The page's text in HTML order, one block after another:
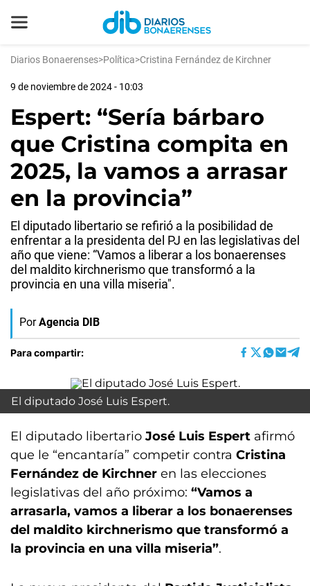
Diarios Bonaerenses>Política>Cristina Fernández de Kirchner
9 de noviembre de 2024 - 10:03
Espert: “Sería bárbaro
que Cristina compita en
2025, la vamos a arrasar
en la provincia”
El diputado libertario se refirió a la posibilidad de
enfrentar a la presidenta del PJ en las legislativas del
año que viene: “Vamos a liberar a los bonaerenses
del maldito kirchnerismo que transformó a la
provincia en una villa miseria".
Por Agencia DIB
Para compartir:
El diputado José Luis Espert.
El diputado libertario José Luis Espert afirmó
que le “encantaría” competir contra Cristina
Fernández de Kirchner en las elecciones
legislativas del año próximo: “Vamos a
arrasarla, vamos a liberar a los bonaerenses
del maldito kirchnerismo que transformó a
la provincia en una villa miseria”.